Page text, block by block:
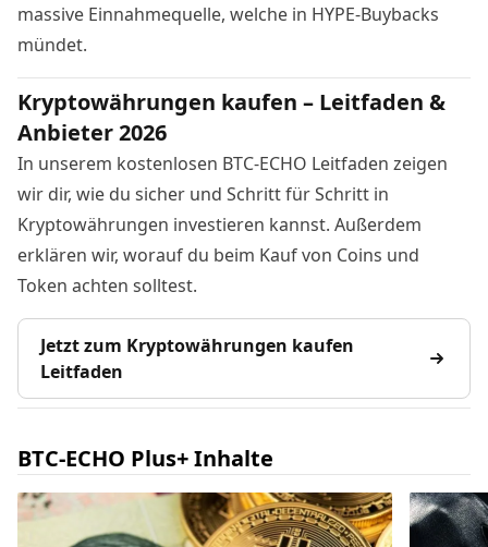
massive Einnahmequelle, welche in HYPE-Buybacks
mündet.
Kryptowährungen kaufen – Leitfaden &
Anbieter 2026
In unserem kostenlosen BTC-ECHO Leitfaden zeigen
wir dir, wie du sicher und Schritt für Schritt in
Kryptowährungen investieren kannst. Außerdem
erklären wir, worauf du beim Kauf von Coins und
Token achten solltest.
Jetzt zum Kryptowährungen kaufen
Leitfaden
BTC-ECHO Plus+ Inhalte